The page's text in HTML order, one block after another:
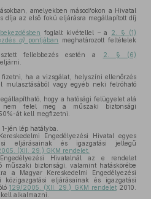
amelyekben másodfokon a Hivatal
díja az első fokú eljárásra megállapított díj
foglalt kivétellel – a 2. § (1)
a) pontjában
meghatározott feltételek
fellebbezés esetén a
2. § (6)
ha a vizsgálat, helyszíni ellenőrzés
vagy egyéb neki felróható
hogy a hatósági felügyelet alá
nem felel meg a műszaki biztonsági
át kell megfizetni.
jén lép hatályba.
Engedélyezési Hivatal egyes
eljárásainak és igazgatási jellegű
(XII. 29.) GKM rendelet.
Hivatalnál az e rendelet
műszaki biztonsági, valamint hatáskörébe
a Magyar Kereskedelmi Engedélyezési
eljárásainak és igazgatási
129/2005. (XII. 29.) GKM rendelet2010.
alkalmazni.